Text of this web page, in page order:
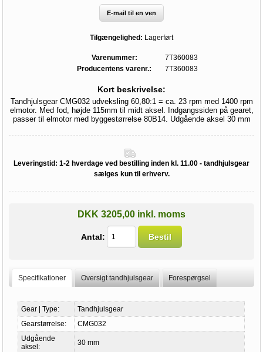
E-mail til en ven
Tilgængelighed: Lagerført
Varenummer:
7T360083
Producentens varenr.:
7T360083
Kort beskrivelse:
Tandhjulsgear CMG032 udveksling 60,80:1 = ca. 23 rpm med 1400 rpm
elmotor. Med fod, højde 115mm til midt aksel. Indgangssiden på gearet,
passer til elmotor med byggestørrelse 80B14. Udgående aksel 30 mm
Leveringstid: 1-2 hverdage ved bestilling inden kl. 11.00 - tandhjulsgear
sælges kun til erhverv.
DKK 3205,00 inkl. moms
Antal: Bestil
Specifikationer Oversigt tandhjulsgear Forespørgsel
Gear | Type:
Tandhjulsgear
Gearstørrelse:
CMG032
Udgående
aksel:
30 mm